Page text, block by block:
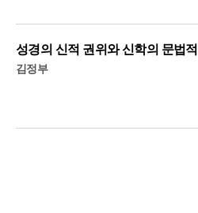
성경의 신적 권위와 신학의 문법
김정부